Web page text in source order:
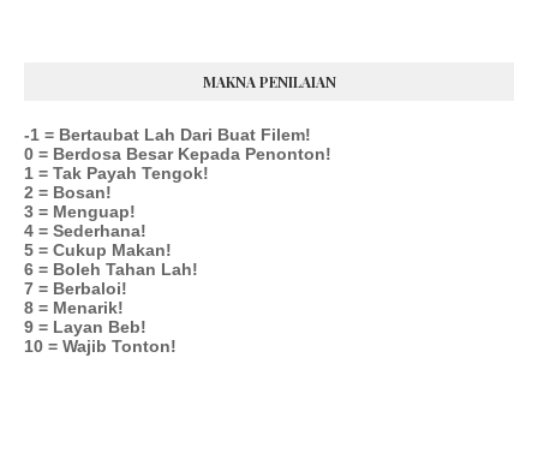
MAKNA PENILAIAN
-1 = Bertaubat Lah Dari Buat Filem!
0 = Berdosa Besar Kepada Penonton!
1 = Tak Payah Tengok!
2 = Bosan!
3 = Menguap!
4 = Sederhana!
5 = Cukup Makan!
6 = Boleh Tahan Lah!
7 = Berbaloi!
8 = Menarik!
9 = Layan Beb!
10 = Wajib Tonton!